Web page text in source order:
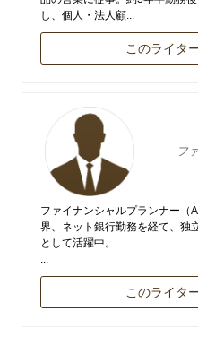
し、個人・法人顧...
このライタ
フ
ファイナンシャルプランナー（
界、ネット銀行勤務を経て、独
として活躍中。
このライタ